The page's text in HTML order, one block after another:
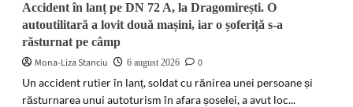
zeci
de
doze
confiscate
Accident în lanț pe DN 72 A, la Dragomirești. O
autoutilitară a lovit două mașini, iar o șoferiță s-a
răsturnat pe câmp
Mona-Liza Stanciu
6 august 2026
0
Un accident rutier în lanț, soldat cu rănirea unei persoane și
răsturnarea unui autoturism în afara șoselei, a avut loc...